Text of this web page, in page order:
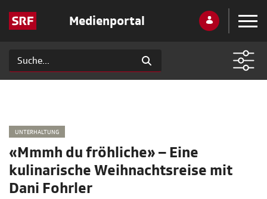
Medienportal
UNTERHALTUNG
«Mmmh du fröhliche» – Eine
kulinarische Weihnachtsreise mit
Dani Fohrler